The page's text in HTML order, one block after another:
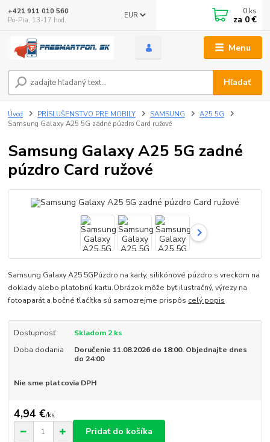
Menu
EUR
Hľadať
+421 911 010 560
Po-Pia, 13-17 hod.
0 ks
za 0 €
Úvod PRÍSLUŠENSTVO PRE MOBILY SAMSUNG
A25 5G
Samsung Galaxy A25 5G zadné púzdro Card ružové
Samsung Galaxy A25 5G zadné
púzdro Card ružové
Samsung Galaxy A25 5GPúzdro na karty, silikónové púzdro s vreckom na
doklady alebo platobnú kartu.Obrázok môže byť ilustračný, výrezy na
fotoaparát a bočné tlačítka sú samozrejme prispôs celý popis
Dostupnosť
Skladom 2 ks
Doba dodania
Doručenie 11.08.2026 do 18:00. Objednajte dnes
do 24:00
Nie sme platcovia DPH
4,94 €/ks
Pridať do košíka